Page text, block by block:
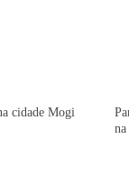
cidade Mogi